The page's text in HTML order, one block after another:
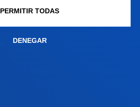
PERMITIR TODAS
DENEGAR